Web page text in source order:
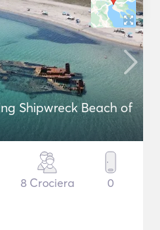
Shipwreck Beach of
8 Crociera 0